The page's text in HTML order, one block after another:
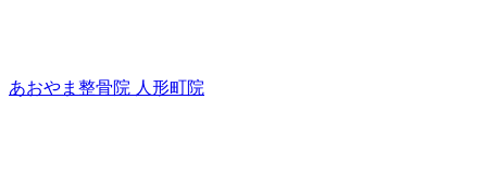
あおやま整骨院 人形町院